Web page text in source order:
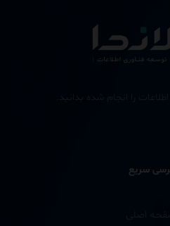
اطلاعات را انجام شده بدانید.
سریع
صفحه اصلی